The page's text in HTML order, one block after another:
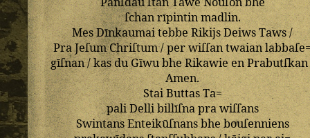
ſchanrīpintinmadlin.
MesDīnkaumaitebbe RikijsDeiws Taws/
Pra JeſumChriſtum/perwiſſan twaian
gīſnan/kas duGīwubheRikawie enPrabutſkan
Amen.
StaiButtasTa=
paliDellibillīſnaprawiſſans
SwintansEnteikūſnansbhebouſenniens